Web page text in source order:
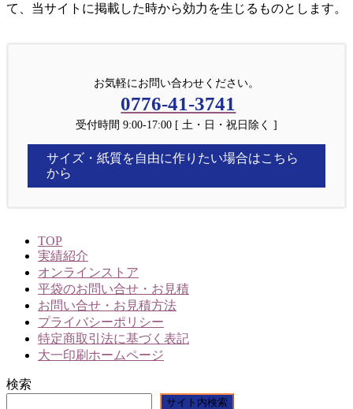
て、当サイトに掲載した時から効力を生じるものとします。
お気軽にお問い合わせください。
0776-41-3741
受付時間 9:00-17:00 [ 土・日・祝日除く ]
サイズ・紙質を自由に作りたい場合はこちら
から
TOP
実績紹介
オンラインストア
平袋のお問い合せ・お見積
お問い合せ・お見積方法
プライバシーポリシー
特定商取引法に基づく表記
大一印刷ホームページ
検索
サイト内検索